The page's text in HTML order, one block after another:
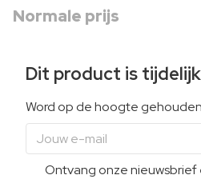
Normale prijs
Dit product is
Word op de hoogte gehouden
Ontvang onze